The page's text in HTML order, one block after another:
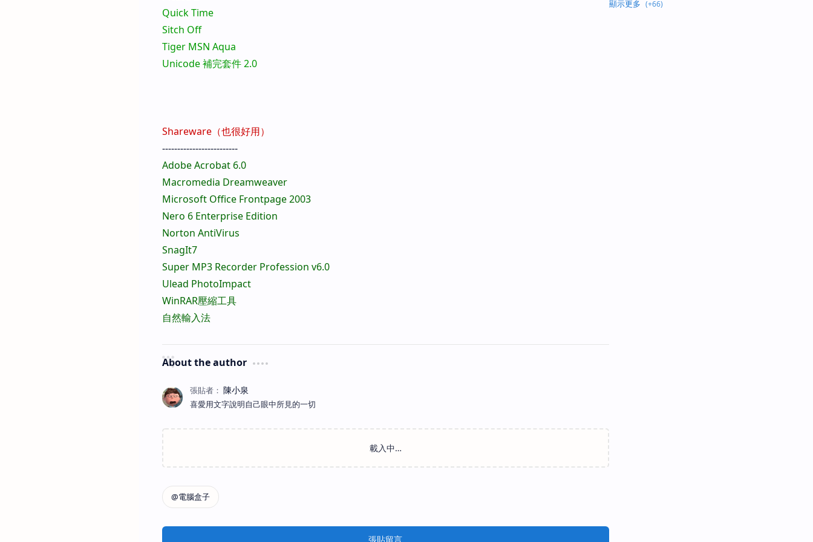
Quick Time
Sitch Off
Tiger MSN Aqua
Unicode 補完套件 2.0
Shareware（也很好用）
-------------------------
Adobe Acrobat 6.0
Macromedia Dreamweaver
Microsoft Office Frontpage 2003
Nero 6 Enterprise Edition
Norton AntiVirus
SnagIt7
Super MP3 Recorder Profession v6.0
Ulead PhotoImpact
WinRAR壓縮工具
自然輸入法
About the author
喜愛用文字說明自己眼中所見的一切
張貼留言